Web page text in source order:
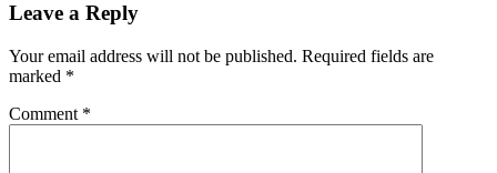
Leave a Reply
Your email address will not be published. Required fields are
marked *
Comment *